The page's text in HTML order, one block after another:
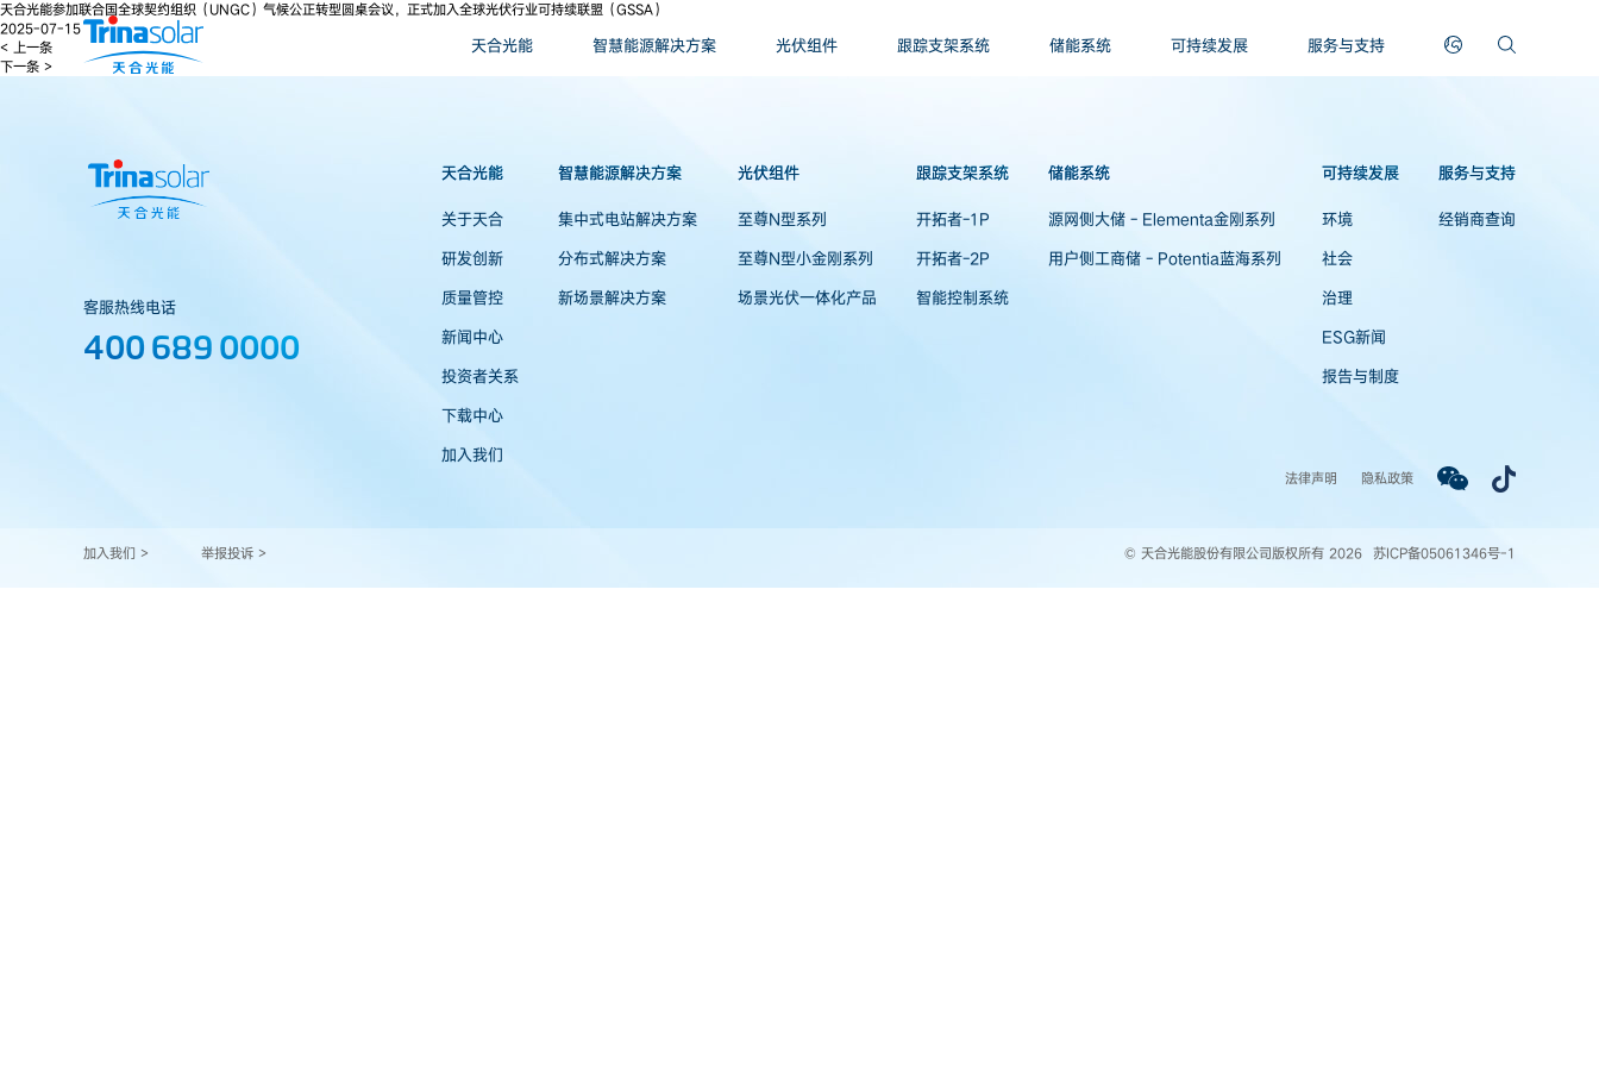
天合光能 智慧能源解决方案 光伏组件 跟踪支架系统 储能系统 可持续发展 服务与支持
天合光能参加联合国全球契约组织（UNGC）气候公正转型圆桌会议，正式加入全球光伏行业可持续联盟（GSSA）
2025-07-15
< 上一条
下一条 >
客服热线电话
400 689 0000
天合光能
关于天合
研发创新
质量管控
新闻中心
投资者关系
下载中心
加入我们
智慧能源解决方案
集中式电站解决方案
分布式解决方案
新场景解决方案
光伏组件
至尊N型系列
至尊N型小金刚系列
场景光伏一体化产品
跟踪支架系统
开拓者-1P
开拓者-2P
智能控制系统
储能系统
源网侧大储 - Elementa金刚系列
用户侧工商储 - Potentia蓝海系列
可持续发展
环境
社会
治理
ESG新闻
报告与制度
服务与支持
经销商查询
法律声明 隐私政策
加入我们 > 举报投诉 > © 天合光能股份有限公司版权所有 2026 苏ICP备05061346号-1